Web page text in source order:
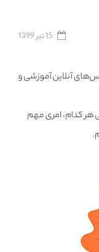
15 تیر 1399
آنلاین آموزشی و
هر کدام، امری مهم